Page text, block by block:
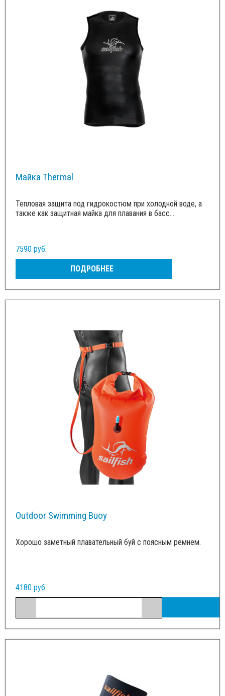
Майка Thermal
Тепловая защита под гидрокостюм при холодной воде, а
также как защитная майка для плавания в басс...
7590 руб.
ПОДРОБНЕЕ
Outdoor Swimming Buoy
Хорошо заметный плавательный буй с поясным ремнем.
4180 руб.